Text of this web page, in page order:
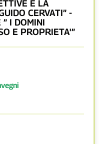
E LA
CERVATI” -
” I DOMINI
E PROPRIETA'”